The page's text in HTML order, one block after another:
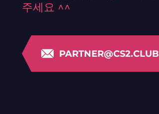
주세요 ^^
PARTNER@CS2.CLUB